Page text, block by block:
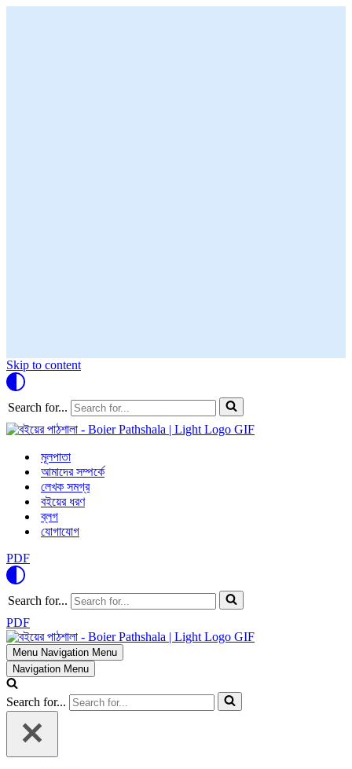
Skip to content
Search for...
মূলপাতা
আমাদের সম্পর্কে
লেখক সমগ্র
বইয়ের ধরণ
ব্লগ
যোগাযোগ
PDF
Search for...
PDF
Menu Navigation Menu
Navigation Menu
Search for...